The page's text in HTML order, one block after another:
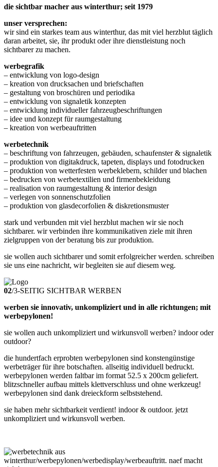
die sichtbar macher aus winterthur; seit 1979
unser versprechen:
wir sind ein starkes team aus winterthur, das mit viel herzblut täglich
daran arbeitet, sie, ihr produkt oder ihre dienstleistung noch
sichtbarer zu machen.
werbegrafik
– entwicklung von logo-design
– kreation von drucksachen und briefschaften
– gestaltung von broschüren und periodika
– entwicklung von signaletik konzepten
– entwicklung individueller fahrzeugbeschriftungen
– idee und konzept für raumgestaltung
– kreation von werbeauftritten
werbetechnik
– beschriftung von fahrzeugen, gebäuden, schaufenster & signaletik
– produktion von digitakdruck, tapeten, displays und fotodrucken
– produktion von wetterfesten werbeklebern, schilder und blachen
– bedrucken von werbetextilien und firmenbekleidung
– realisation von raumgestaltung & interior design
– verlegen von sonnenschutzfolien
– produktion von glasdecorfolien & diskretionsmuster
stark und verbunden mit viel herzblut machen wir sie noch
sichtbarer. wir verbinden ihre kommunikativen ziele mit ihren
zielgruppen von der beratung bis zur produktion.
sie wollen auch sichtbarer und somit erfolgreicher werden. schreiben
sie uns eine nachricht, wir begleiten sie auf diesem weg.
02/3-SEITIG SICHTBAR WERBEN
werben sie innovativ, unkompliziert und in alle richtungen; mit
werbepylonen!
sie wollen auch unkompliziert und wirkunsvoll werben? indoor oder
outdoor?
die hundertfach erprobten werbepylonen sind konstengünstige
werbeträger für ihre botschaften. allseitig individuell bedruckt.
werbepylonen werden faltbar im format 52.5 x 200cm geliefert.
blitzschneller aufbau mittels klettverschluss und ohne werkzeug!
werbepylonen sind dank dreieckform selbststehend.
sie haben mehr sichtbarkeit verdient! indoor & outdoor. jetzt
unkompliziert und wirkunsvoll werben.